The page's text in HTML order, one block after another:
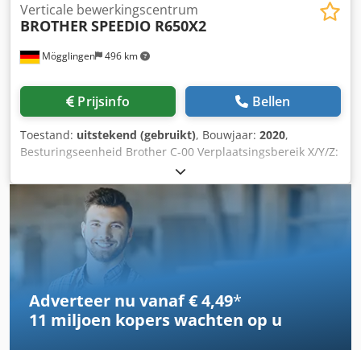
Mögglingen 496 km
Verticale bewerkingscentrum
BROTHERSPEEDIO R650X2
Prijsinfo Bellen
Toestand: uitstekend (gebruikt), Bouwjaar: 2020,
Besturingseenheid Brother C-00 Verplaatsingsbereik X/Y/Z:
650 x 400 x 435 mm Dubbele palletwisselaar 800 x 400 mm
Spindelsnelheid: 16.000 omwentelingen per minuut
Gereedschapsmagazijn voor 40 gereedschappen, BT 30
Koelvloeistofdruk: 70 bar Djdpfx Agjzlb Ecenjck 3D-
meetsensor OMP 40 Elektronisch handwiel
Spanentransporteur
Adverteer nu vanaf € 4,49*
11 miljoen koperswachten op u